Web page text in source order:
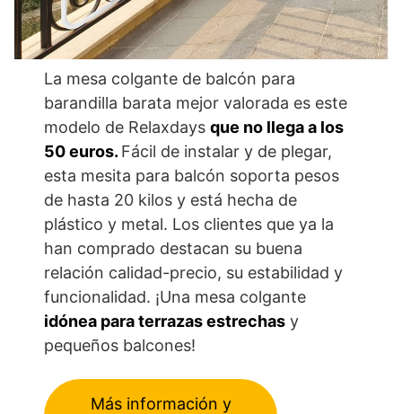
La mesa colgante de balcón para
barandilla barata mejor valorada es este
modelo de Relaxdaysque no llega a los
50 euros. Fácil de instalar y de plegar,
esta mesita para balcón soporta pesos
de hasta 20 kilos y está hecha de
plástico y metal. Los clientes que ya la
han comprado destacan su buena
relación calidad-precio, su estabilidad y
funcionalidad. ¡Una mesa colgante
idónea para terrazas estrechas y
pequeños balcones!
Más información y